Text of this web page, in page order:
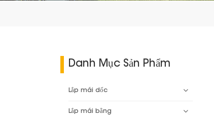
Danh Mục Sản Phẩm
Lắp mái dốc
Lắp mái bằng